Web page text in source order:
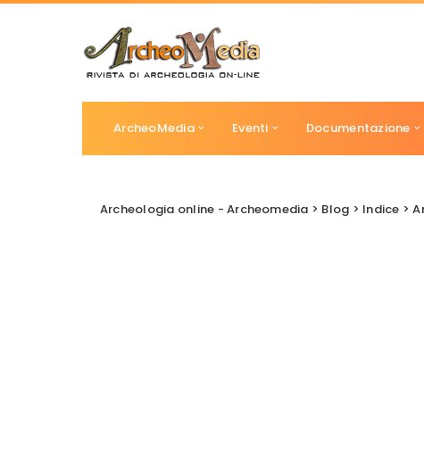
ArcheoMedia Eventi Documentazione
Archeologia online - Archeomedia > Blog > Indice >